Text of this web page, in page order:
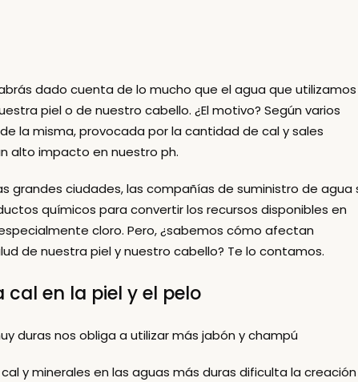
dado cuenta de lo mucho queel agua que
piel o de nuestro cabello. ¿El motivo? Según varios
la misma, provocada por la cantidad de cal y sales
alto impacto en nuestro ph.
grandes ciudades, las compañías de suministro de agua
químicos para convertir los recursos disponibles en
cloro. Pero, ¿sabemoscómo afectan
de nuestra piel y nuestro cabello? Te lo contamos.
cal en la piel y el pelo
duras nos obliga a utilizar más jabón y champú
y minerales en las aguas más duras dificulta la creación